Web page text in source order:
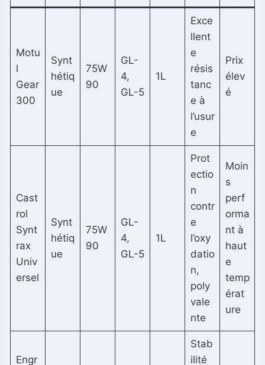
Motu
l
Gear
300
Synt
hétiq
ue
75W
90
GL-
4,
GL-5
1L
Exce
llent
e
résis
tanc
e à
l’usur
e
Prix ​​
élev
é
Cast
rol
Synt
rax
Univ
ersel
Synt
hétiq
ue
75W
90
GL-
4,
GL-5
1L
Prot
ectio
n
contr
e
l’oxy
datio
n,
poly
vale
nte
Moin
s
perf
orma
nt à
haut
e
temp
érat
ure
Engr
Stab
ilité